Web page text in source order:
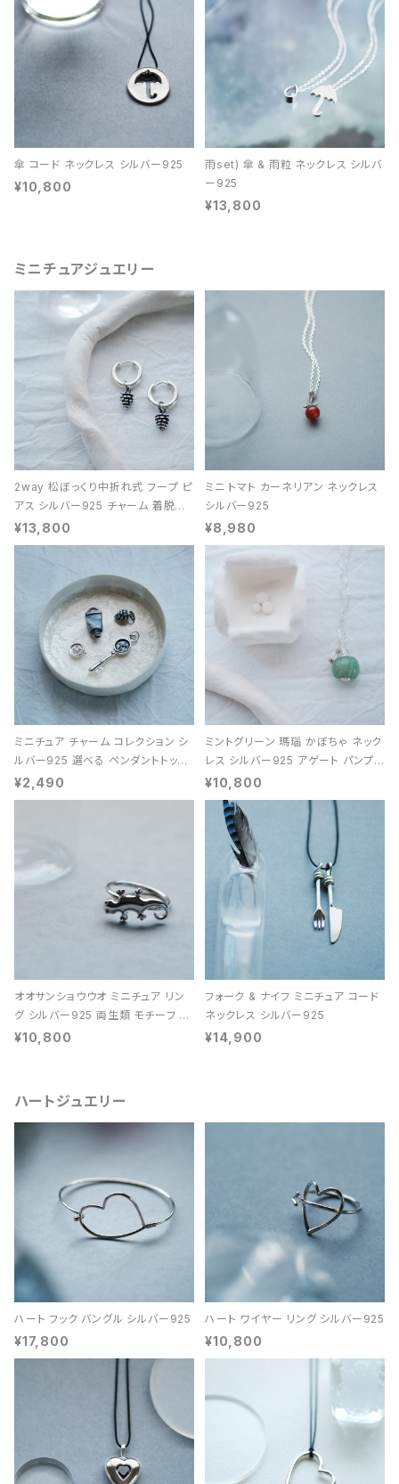
傘 コード ネックレス シルバー925
¥10,800
雨set) 傘 & 雨粒 ネックレス シルバ
ー925
¥13,800
ミニチュアジュエリー
2way 松ぼっくり中折れ式 フープ ピ
アス シルバー925 チャーム 着脱可
能 レディース ユニセックス
¥13,800
ミニ トマト カーネリアン ネックレス
シルバー925
¥8,980
ミニチュア チャーム コレクション シ
ルバー925 選べる ペンダントトップ
レディース ユニセックス
¥2,490
ミントグリーン 瑪瑙 かぼちゃ ネック
レス シルバー925 アゲート パンプキ
ン 天然石 レディース
¥10,800
オオサンショウウオ ミニチュア リン
グ シルバー925 両生類 モチーフ レ
ディース ユニセックス
¥10,800
フォーク & ナイフ ミニチュア コード
ネックレス シルバー925
¥14,900
ハートジュエリー
ハート フック バングル シルバー925
¥17,800
ハート ワイヤー リング シルバー925
¥10,800